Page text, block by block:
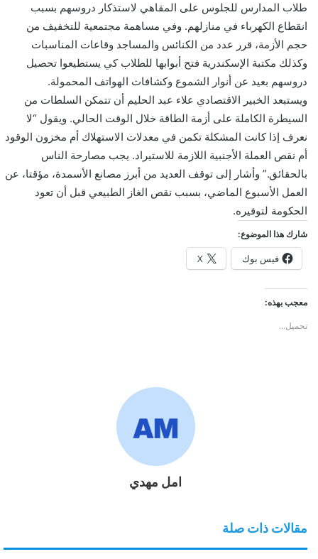
طلاب المدارس للجلوس على المقاهي لاستذكار دروسهم بسبب
انقطاع الكهرباء في منازلهم. وفي مساهمة مجتمعية للتخفيف من
حجم الأزمة، قرر عدد من الكنائس والمساجد وقاعات المناسبات
وكذلك مكتبة الإسكندرية فتح أبوابها للطلاب كي يستطيعوا تحصيل
دروسهم بعيد عن أنوار الشموع وكشافات الهواتف المحمولة.
ويستبعد الخبير الاقتصادي علاء عبد الحليم أن تتمكن السلطات من
السيطرة الكاملة على أزمة الطاقة خلال الوقت الحالي. ويقول “لا
نعرف إذا كانت المشكلة تكمن في معدلات الاستهلاك أم مخزون الوقود
أم نقص العملة الأجنبية اللازمة للاستيراد. يجب مصارحة الناس
بالحقائق.” وأشار إلى توقف العديد من أبرز مصانع الأسمدة، مؤقتا، عن
العمل الأسبوع الماضي، بسبب نقص الغاز الطبيعي قبل أن تعود
الحكومة لتوفيره.
شارك هذا الموضوع:
فيس بوك X
معجب بهذه:
تحميل...
امل مهدي
مقالات ذات صلة